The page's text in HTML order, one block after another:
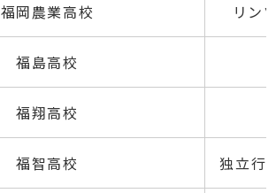
福岡農業高校 リン
福島高校
福翔高校
福智高校 独立行